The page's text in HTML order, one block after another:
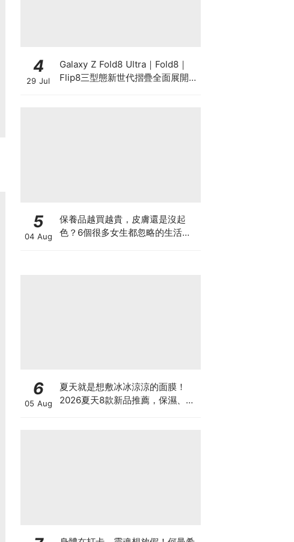
4
29 Jul
Galaxy Z Fold8 Ultra｜Fold8｜
Flip8三型態新世代摺疊全面展開！
5
04 Aug
保養品越買越貴，皮膚還是沒起
色？6個很多女生都忽略的生活小
6
05 Aug
夏天就是想敷冰冰涼涼的面膜！
2026夏天8款新品推薦，保濕、毛